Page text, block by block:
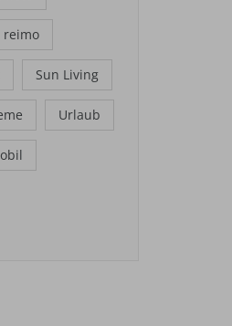
reimo
Sun Living
Urlaub